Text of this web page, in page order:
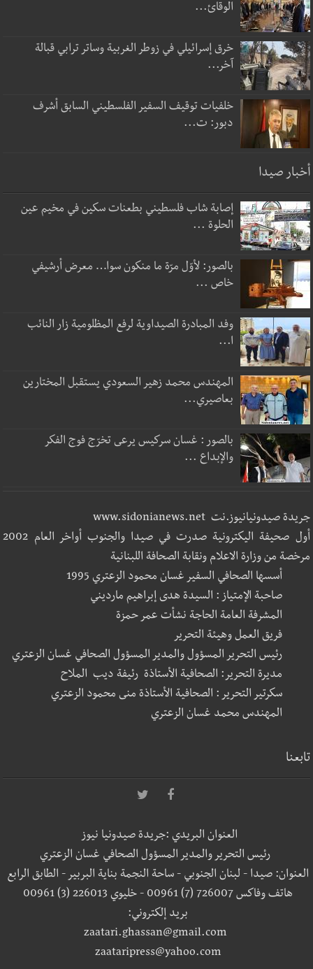
الوقائ...
خرق إسرائيلي في زوطر الغربية وساتر ترابي قبالة
آخر...
خلفيات توقيف السفير الفلسطيني السابق أشرف
دبور: ت...
أخبار صيدا
إصابة شاب فلسطيني بطعنات سكين في مخيم عين
الحلوة ...
بالصور: لأوّل مرّة ما منكون سوا… معرض أرشيفي
خاص ...
وفد المبادرة الصيداوية لرفع المظلومية زار النائب
ا...
المهندس محمد زهير السعودي يستقبل المختارين
بعاصيري...
بالصور : غسان سركيس يرعى تخرّج فوج الفكر
والإبداع ...
جريدة صيدونيانيوز.نت www.sidonianews.net
أول صحيفة اليكترونية صدرت في صيدا والجنوب أواخر العام 2002
مرخصة من وزارة الاعلام ونقابة الصحافة اللبنانية
أسسها الصحافي السفير غسان محمود الزعتري 1995
صاحبة الإمتياز : السيدة هدى إبراهيم مارديني
المشرفة العامة الحاجة نشأت عمر حمزة
فريق العمل وهيئة التحرير
رئيس التحرير المسؤول والمدير المسؤول الصحافي غسان الزعتري
مديرة التحرير: الصحافية الأستاذة رئيفة ديب الملاح
سكرتير التحرير : الصحافية الأستاذة منى محمود الزعتري
المهندس محمد غسان الزعتري
تابعنا
العنوان البريدي :جريدة صيدونيا نيوز
رئيس التحرير والمدير المسؤول الصحافي غسان الزعتري
العنوان: صيدا - لبنان الجنوبي - ساحة النجمة بناية البربير - الطابق الرابع
هاتف وفاكس 726007 (7) 00961 - خليوي 226013 (3) 00961
بريد إلكتروني:
zaatari.ghassan@gmail.com
zaataripress@yahoo.com